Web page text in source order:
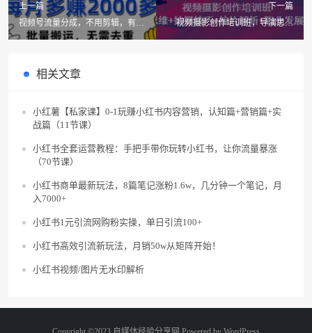
上一篇
视频号流量分成，不用剪辑，有手
就行，轻松月入2000+
下一篇
视频摄影创作培训班，导演思维
相关文章
小红薯【私家课】0-1玩赚小红书内容营销，认知篇+营销篇+实
战篇（11节课）
小红书全套运营教程：手把手带你玩转小红书，让你流量暴涨
（70节课）
小红书商单最新玩法，8篇笔记涨粉1.6w，几分钟一个笔记，月
入7000+
小红书1元引流网购粉实操，单日引流100+
小红书高效引流新玩法，月销50w从矩阵开始！
小红书视频/图片无水印解析